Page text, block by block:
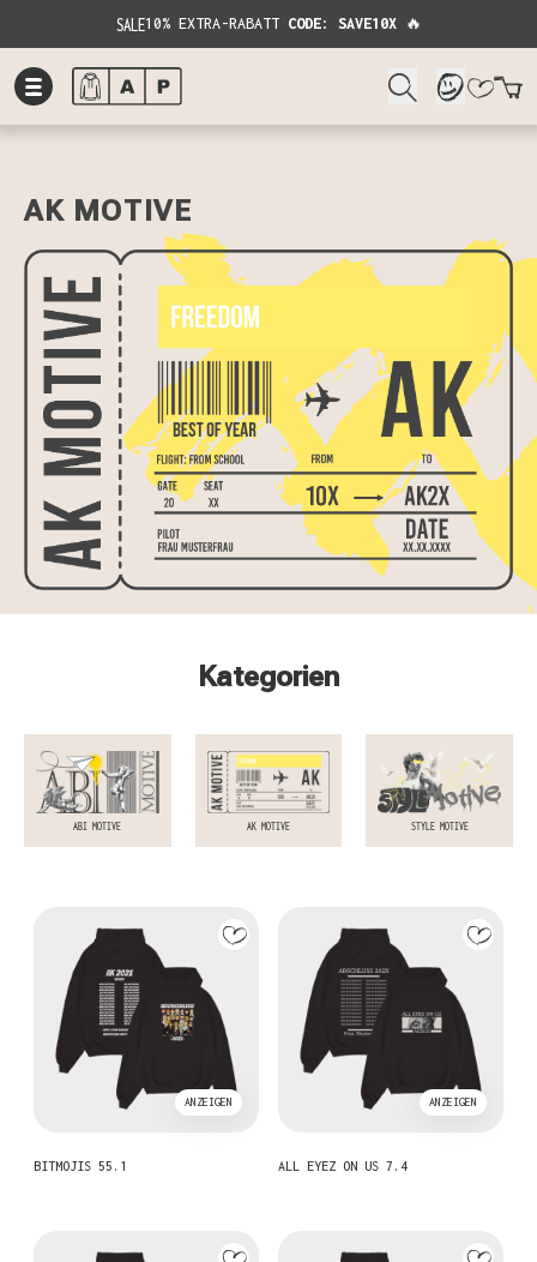
SALE10% EXTRA-RABATT CODE: SAVE10X🔥
AK MOTIVE
Kategorien
ABI MOTIVE AK MOTIVE STYLE MOTIVE
ANZEIGEN
BITMOJIS 55.1
ANZEIGEN
ALL EYEZ ON US 7.4